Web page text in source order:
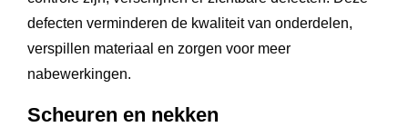
defecten verminderen de kwaliteit van onderdelen,
verspillen materiaal en zorgen voor meer
nabewerkingen.
Scheuren en nekken